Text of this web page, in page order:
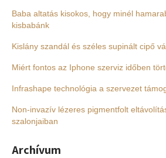
Baba altatás kisokos, hogy minél
kisbabánk
Kislány szandál és széles supinált cipő
Miért fontos az Iphone szerviz időben
Infrashape technológia a szervezet
Non-invazív lézeres pigmentfolt
szalonjaiban
Archívum